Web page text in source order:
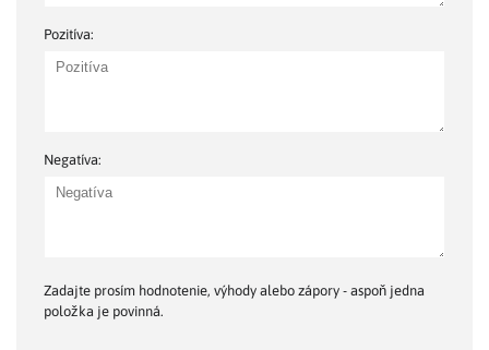
Pozitíva:
Negatíva:
Zadajte prosím hodnotenie, výhody alebo zápory - aspoň jedna
položka je povinná.